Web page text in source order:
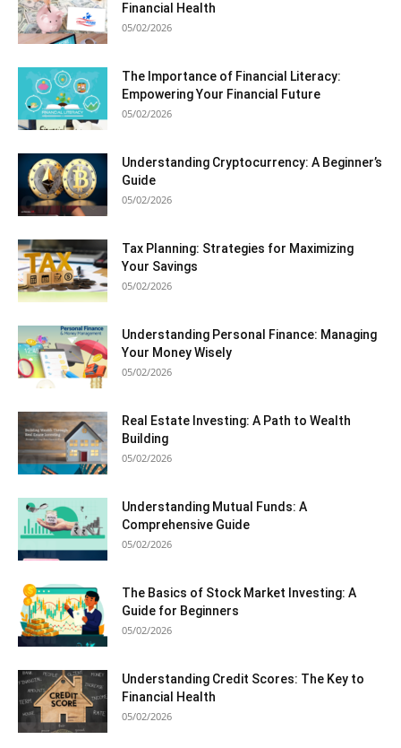
Financial Health
05/02/2026
The Importance of Financial Literacy:
Empowering Your Financial Future
05/02/2026
Understanding Cryptocurrency: A Beginner’s
Guide
05/02/2026
Tax Planning: Strategies for Maximizing
Your Savings
05/02/2026
Understanding Personal Finance: Managing
Your Money Wisely
05/02/2026
Real Estate Investing: A Path to Wealth
Building
05/02/2026
Understanding Mutual Funds: A
Comprehensive Guide
05/02/2026
The Basics of Stock Market Investing: A
Guide for Beginners
05/02/2026
Understanding Credit Scores: The Key to
Financial Health
05/02/2026